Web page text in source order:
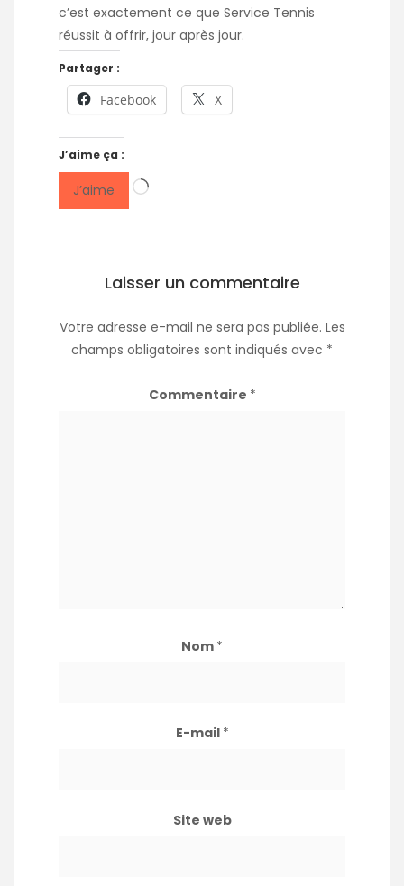
c’est exactement ce que Service Tennis
réussit à offrir, jour après jour.
Partager :
Facebook X
J’aime ça :
J’aime Chargement…
Laisser un commentaire
Votre adresse e-mail ne sera pas publiée. Les
champs obligatoires sont indiqués avec *
Commentaire *
Nom *
E-mail *
Site web